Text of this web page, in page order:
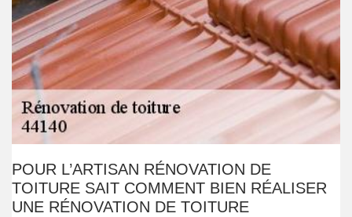
POUR L’ARTISAN RÉNOVATION DE
TOITURE SAIT COMMENT BIEN RÉALISER
UNE RÉNOVATION DE TOITURE